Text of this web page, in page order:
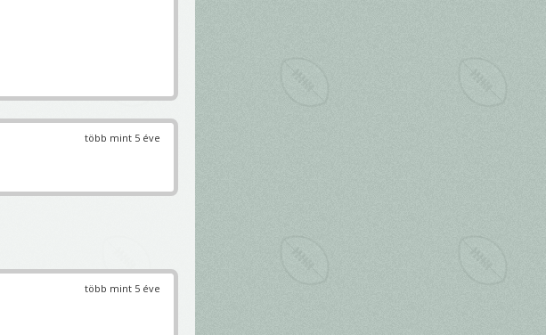
több mint 5 éve
több mint 5 éve